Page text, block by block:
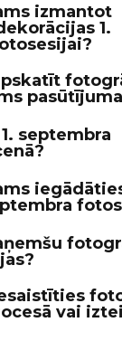
izmantot
1.
septembra
vai